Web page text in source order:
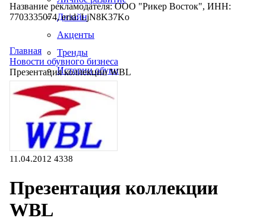
Дизайн
Акценты
Тренды
Истории обуви
Производство
Название рекламодателя: ООО "Рикер Восток", ИНН:
7703335074, erid: LjN8K37Ko
Главная
Новости обувного бизнеса
Презентация коллекции WBL
11.04.2012 4338
Презентация коллекции
WBL